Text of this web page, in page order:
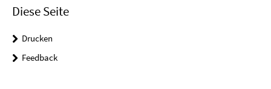
Diese Seite
Drucken
Feedback